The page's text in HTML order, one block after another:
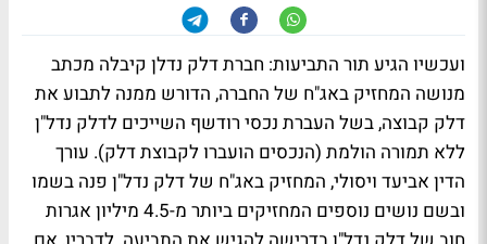
ועכשיו הגיע תור התביעות: חברת דלק נדלן קיבלה מכתב
מנושה המחזיק באג"ח של החברה, הדורש ממנה לתבוע את
דלק קבוצה, בשל העברת נכסי רודשף השייכים לדלק נדל"ן
ללא תמורה הולמת (הנכסים הועברו לקבוצת דלק). עורך
הדין אביעד ויסולי, המחזיק באג"ח של דלק נדל"ן פנה בשמו
ובשם נושים נוספים המחזיקים ביותר מ-4.5 מיליון אגרות